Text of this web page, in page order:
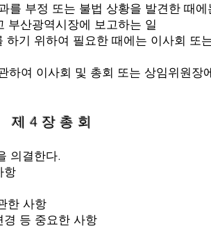
또는 불법 상황을 발견한 때에
역시장에 보고하는 일
하여 필요한 때에는 이사회 또는
사회 및 총회 또는 상임위원장에
제 4 장 총 회
의결한다.
사항
중요한 사항